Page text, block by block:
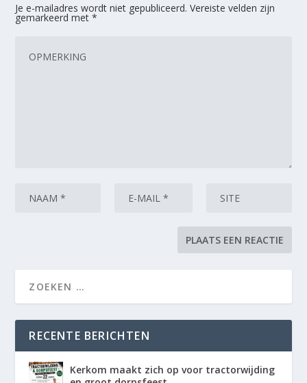
Je e-mailadres wordt niet gepubliceerd. Vereiste velden zijn
gemarkeerd met*
RECENTE BERICHTEN
Kerkom maakt zich op voor tractorwijding